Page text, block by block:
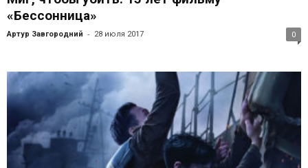
«Бессонница»
Артур Завгородний - 28 июля 2017 0